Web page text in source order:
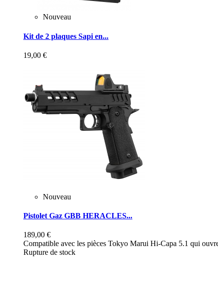
Nouveau
Kit de 2 plaques Sapi en...
19,00 €
Nouveau
Pistolet Gaz GBB HERACLES...
189,00 €
Compatible avec les pièces Tokyo Marui Hi-Capa 5.1 qui
Rupture de stock